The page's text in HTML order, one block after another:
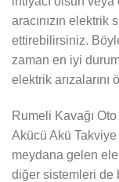
aracınızın elektrik
ettirebilirsiniz.
zaman en iyi
elektrik
Rumeli Kavağı
Akücü Akü Takviye
meydana gelen
diğer sistemleri de